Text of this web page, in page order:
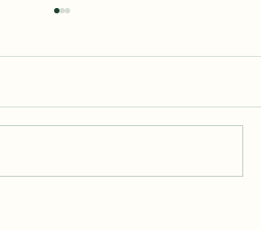
は。CoiRINGです。 この度の熊
被害に遭われた皆様、ならびに
様に、心よりお見舞い申し上げ